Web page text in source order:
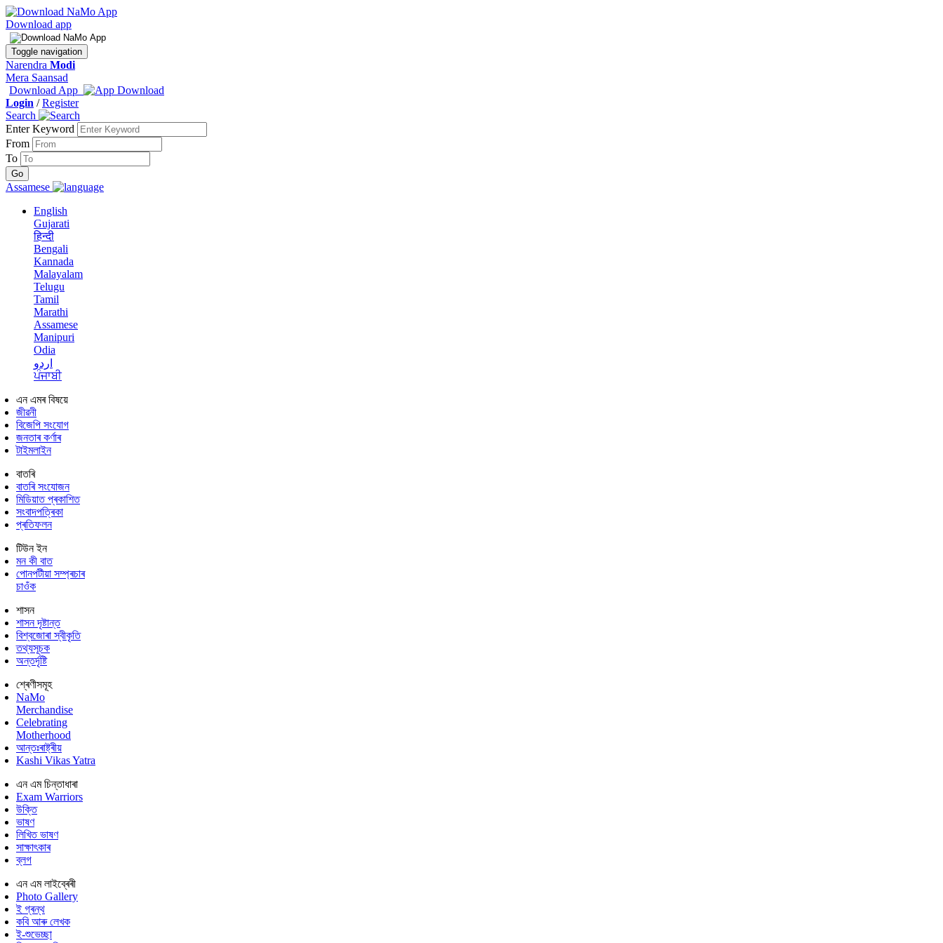
Download app
Toggle navigation
Narendra Modi
Mera Saansad
Download App
Login /Register
Search
Enter Keyword
From
To
Assamese
English
Gujarati
हिन्दी
Bengali
Kannada
Malayalam
Telugu
Tamil
Marathi
Assamese
Manipuri
Odia
اردو
ਪੰਜਾਬੀ
এন এমৰ বিষয়ে
জীৱনী
বিজেপি সংযোগ
জনতাৰ কৰ্ণাৰ
টাইমলাইন
বাতৰি
বাতৰি সংযোজন
মিডিয়াত প্ৰকাশিত
সংবাদপত্ৰিকা
প্ৰতিফলন
টিউন ইন
মন কী বাত
পোনপটীয়া সম্প্ৰচাৰ
চাওঁক
শাসন
শাসন দৃষ্টান্ত
বিশ্বজোৰা স্বীকৃতি
তথ্যসূচক
অন্তৰ্দৃষ্টি
শ্ৰেণীসমূহ
NaMo
Merchandise
Celebrating
Motherhood
আন্তঃৰাষ্ট্ৰীয়
Kashi Vikas Yatra
এন এম চিন্তাধাৰা
Exam Warriors
উক্তি
ভাষণ
লিখিত ভাষণ
সাক্ষাৎকাৰ
ব্লগ
এন এম লাইব্ৰেৰী
Photo Gallery
ই গ্ৰন্থ
কবি আৰু লেখক
ই-শুভেচ্ছা